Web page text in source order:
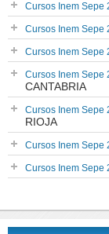
Cursos Inem Sepe
Cursos Inem Sepe
Cursos Inem Sepe
Cursos Inem Sepe
CANTABRIA
Cursos Inem Sepe
RIOJA
Cursos Inem Sepe
Cursos Inem Sepe